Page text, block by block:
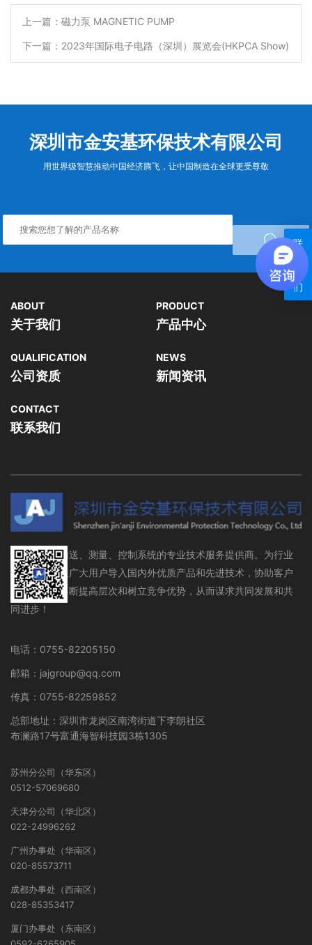
上一篇：磁力泵 MAGNETIC PUMP
下一篇：2023年国际电子电路（深圳）展览会(HKPCA Show)
深圳市金安基环保技术有限公司
用世界级智慧推动中国经济腾飞，让中国制造在全球更受尊敬

ABOUT
关于我们
PRODUCT
产品中心
QUALIFICATION
公司资质
NEWS
新闻资讯
CONTACT
联系我们
流体存储、输送、测量、控制系统的专业技术服务提供商。为行业
设备制造商及广大用户导入国内外优质产品和先进技术，协助客户
在行业领域不断提高层次和树立竞争优势，从而谋求共同发展和共
同进步！
电话：0755-82205150
邮箱：jajgroup@qq.com
传真：0755-82259852
总部地址：深圳市龙岗区南湾街道下李朗社区
布澜路17号富通海智科技园3栋1305
苏州分公司（华东区）
0512-57069680
天津分公司（华北区）
022-24996262
广州办事处（华南区）
020-85573711
成都办事处（西南区）
028-85353417
厦门办事处（东南区）
联
我
们